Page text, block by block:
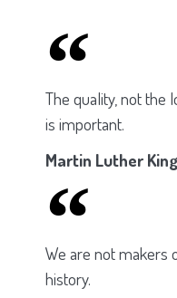
The quality, not the
is important.
Martin Luther
We are not makers
history.